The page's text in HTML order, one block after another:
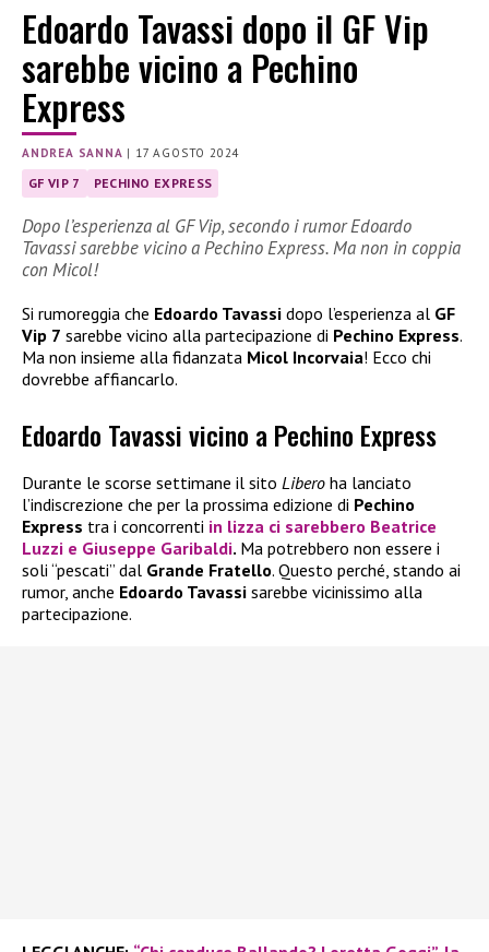
Edoardo Tavassi dopo il GF Vip
sarebbe vicino a Pechino
Express
ANDREA SANNA | 17 AGOSTO 2024
GF VIP 7 PECHINO EXPRESS
Dopo l’esperienza al GF Vip, secondo i rumor Edoardo
Tavassi sarebbe vicino a Pechino Express. Ma non in coppia
con Micol!
Si rumoreggia che Edoardo Tavassi dopo l’esperienza al GF
Vip 7 sarebbe vicino alla partecipazione di Pechino Express.
Ma non insieme alla fidanzata Micol Incorvaia! Ecco chi
dovrebbe affiancarlo.
Edoardo Tavassi vicino a Pechino Express
Durante le scorse settimane il sito Libero ha lanciato
l’indiscrezione che per la prossima edizione di Pechino
Express tra i concorrenti in lizza ci sarebbero Beatrice
Luzzi e Giuseppe Garibaldi. Ma potrebbero non essere i
soli “pescati” dal Grande Fratello. Questo perché, stando ai
rumor, anche Edoardo Tavassi sarebbe vicinissimo alla
partecipazione.